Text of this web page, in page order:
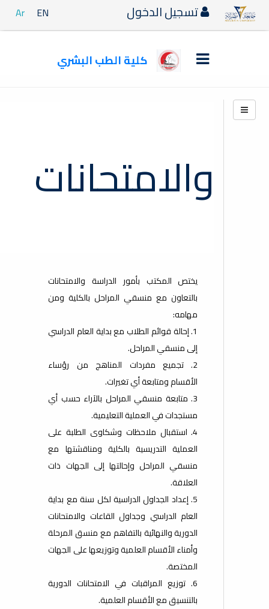
Ar EN تسجيل الدخول
كلية الطب البشري
مكتب الدراسة والامتحانات
يختص المكتب بأمور الدراسة والامتحانات
بالتعاون مع منسقي المراحل بالكلية ومن
مهامه:
1. إحالة قوائم الطلاب مع بداية العام الدراسي
إلى منسقي المراحل.
2. تجميع مفردات المناهج من رؤساء
الأقسام ومتابعة أي تغيرات.
3. متابعة منسقي المراحل بالآراء حسب أي
مستجدات في العملية التعليمية.
4. استقبال ملاحظات وشكاوى الطلبة على
العملية التدريسية بالكلية ومناقشتها مع
منسقي المراحل وإحالتها إلى الجهات ذات
العلاقة.
5. إعداد الجداول الدراسية لكل سنة مع بداية
العام الدراسي وجداول القاعات والامتحانات
الدورية والنهائية بالتفاهم مع منسق المرحلة
وأمناء الأقسام العلمية وتوزيعها على الجهات
المختصة.
6. توزيع المراقبات في الامتحانات الدورية
بالتنسيق مع الأقسام العلمية.